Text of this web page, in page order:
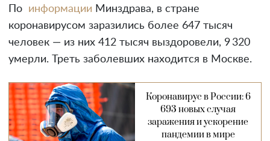
По информации Минздрава, в стране
коронавирусом заразились более 647 тысяч
человек — из них 412 тысяч выздоровели, 9 320
умерли. Треть заболевших находится в Москве.
Коронавирус в России: 6
693 новых случая
заражения и ускорение
пандемии в мире